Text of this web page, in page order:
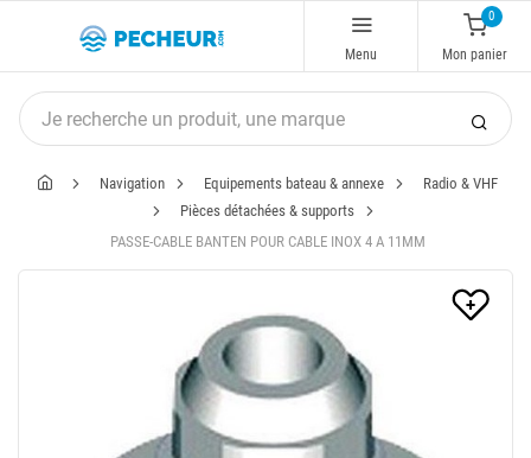
Menu
0
Mon panier
Navigation Equipements bateau & annexe
Radio & VHF
Pièces détachées & supports
PASSE-CABLE BANTEN POUR CABLE INOX 4 A 11MM